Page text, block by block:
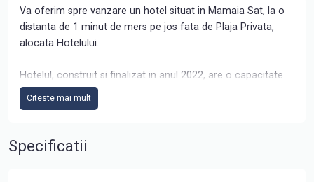
Va oferim spre vanzare un hotel situat in Mamaia Sat, la o
distanta de 1 minut de mers pe jos fata de Plaja Privata,
alocata Hotelului.
Hotelul, construit si finalizat in anul 2022, are o capacitate
de 51 camere (Camere duble, premium si apartamente)
fiecare prevazute cu balcon si insumand o suprafata utila
Hotelul se vinde complet mobilat si echipat.
Citeste mai mult
Specificatii